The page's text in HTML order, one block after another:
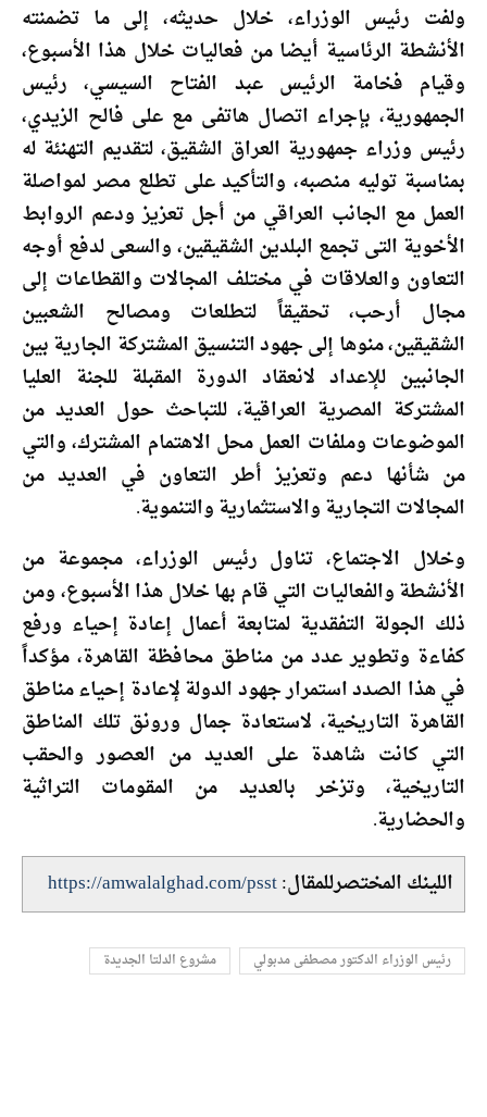
ولفت رئيس الوزراء، خلال حديثه، إلى ما تضمنته
الأنشطة الرئاسية أيضا من فعاليات خلال هذا الأسبوع،
وقيام فخامة الرئيس عبد الفتاح السيسي، رئيس
الجمهورية، بإجراء اتصال هاتفى مع على فالح الزيدي،
رئيس وزراء جمهورية العراق الشقيق، لتقديم التهنئة له
بمناسبة توليه منصبه، والتأكيد على تطلع مصر لمواصلة
العمل مع الجانب العراقي من أجل تعزيز ودعم الروابط
الأخوية التى تجمع البلدين الشقيقين، والسعى لدفع أوجه
التعاون والعلاقات في مختلف المجالات والقطاعات إلى
مجال أرحب، تحقيقاً لتطلعات ومصالح الشعبين
الشقيقين، منوها إلى جهود التنسيق المشتركة الجارية بين
الجانبين للإعداد لانعقاد الدورة المقبلة للجنة العليا
المشتركة المصرية العراقية، للتباحث حول العديد من
الموضوعات وملفات العمل محل الاهتمام المشترك، والتي
من شأنها دعم وتعزيز أطر التعاون في العديد من
المجالات التجارية والاستثمارية والتنموية.
وخلال الاجتماع، تناول رئيس الوزراء، مجموعة من
الأنشطة والفعاليات التي قام بها خلال هذا الأسبوع، ومن
ذلك الجولة التفقدية لمتابعة أعمال إعادة إحياء ورفع
كفاءة وتطوير عدد من مناطق محافظة القاهرة، مؤكداً
في هذا الصدد استمرار جهود الدولة لإعادة إحياء مناطق
القاهرة التاريخية، لاستعادة جمال ورونق تلك المناطق
التي كانت شاهدة على العديد من العصور والحقب
التاريخية، وتزخر بالعديد من المقومات التراثية
والحضارية.
اللينك المختصرللمقال:https://amwalalghad.com/psst
رئيس الوزراء الدكتور مصطفى مدبولي مشروع الدلتا الجديدة